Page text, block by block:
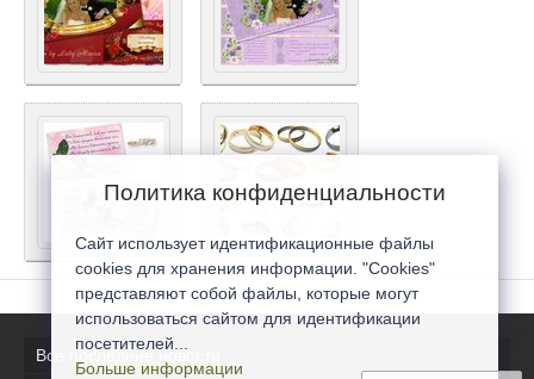
Все последние новости
Политика конфиденциальности
Сайт использует идентификационные файлы
cookies для хранения информации. "Cookies"
представляют собой файлы, которые могут
использоваться сайтом для идентификации
посетителей...
Больше информации